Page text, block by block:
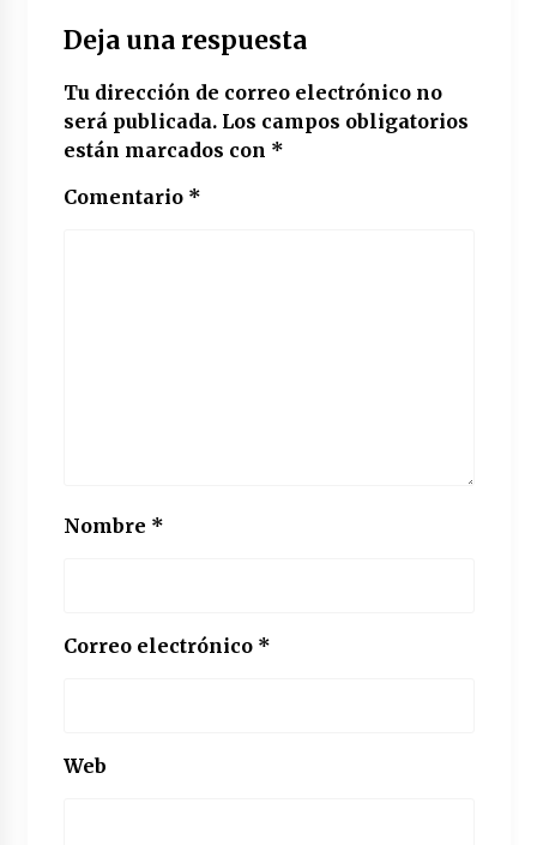
Deja una respuesta
Tu dirección de correo electrónico no
será publicada. Los campos obligatorios
están marcados con *
Comentario *
Nombre *
Correo electrónico *
Web